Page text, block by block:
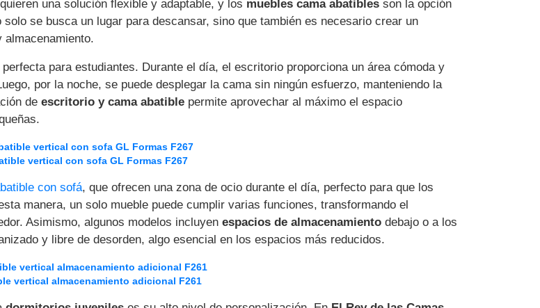
una solución flexible y adaptable, y los muebles cama abatibles son la opción
se busca un lugar para descansar, sino que también es necesario crear un
almacenamiento.
para estudiantes. Durante el día, el escritorio proporciona un área cómoda y
por la noche, se puede desplegar la cama sin ningún esfuerzo, manteniendo la
de escritorio y cama abatible permite aprovechar al máximo el espacio
vertical con sofa GL Formas F267
con sofá, que ofrecen una zona de ocio durante el día, perfecto para que los
manera, un solo mueble puede cumplir varias funciones, transformando el
Asimismo, algunos modelos incluyen espacios de almacenamiento debajo o a los
y libre de desorden, algo esencial en los espacios más reducidos.
vertical almacenamiento adicional F261